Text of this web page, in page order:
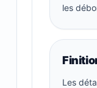
les
Les